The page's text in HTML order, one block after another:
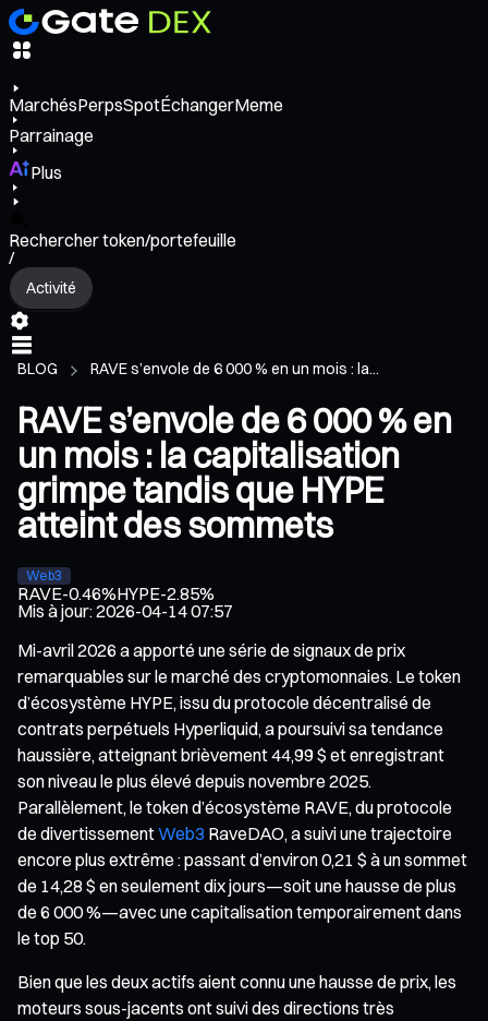
MarchésPerpsSpotÉchangerMeme
Parrainage
Plus
Rechercher token/portefeuille
/
Activité
BLOG RAVE s’envole de 6 000 % en un mois : la...
RAVE s’envole de 6 000 % en
un mois : la capitalisation
grimpe tandis que HYPE
atteint des sommets
Web3
RAVE-0.46%HYPE-2.85%
Mis à jour:2026-04-14 07:57
Mi-avril 2026 a apporté une série de signaux de prix
remarquables sur le marché des cryptomonnaies. Le token
d’écosystème HYPE, issu du protocole décentralisé de
contrats perpétuels Hyperliquid, a poursuivi sa tendance
haussière, atteignant brièvement 44,99 $ et enregistrant
son niveau le plus élevé depuis novembre 2025.
Parallèlement, le token d’écosystème RAVE, du protocole
de divertissementWeb3 RaveDAO, a suivi une trajectoire
encore plus extrême : passant d’environ 0,21 $ à un sommet
de 14,28 $ en seulement dix jours—soit une hausse de plus
de 6 000 %—avec une capitalisation temporairement dans
le top 50.
Bien que les deux actifs aient connu une hausse de prix, les
moteurs sous-jacents ont suivi des directions très